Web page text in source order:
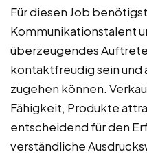
Für diesen Job
Kommunikationstalent
überzeugendes
kontaktfreudig sein und
zugehen können.
Fähigkeit, Produkte
entscheidend für den
verständliche